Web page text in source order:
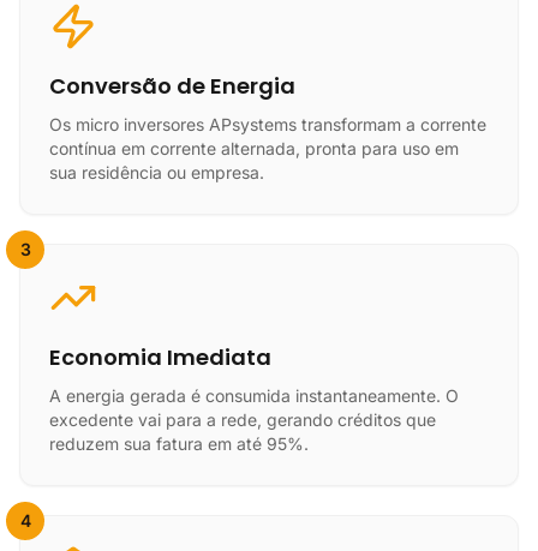
Conversão de Energia
Os micro inversores APsystems transformam a corrente
contínua em corrente alternada, pronta para uso em
sua residência ou empresa.
3
Economia Imediata
A energia gerada é consumida instantaneamente. O
excedente vai para a rede, gerando créditos que
reduzem sua fatura em até 95%.
4